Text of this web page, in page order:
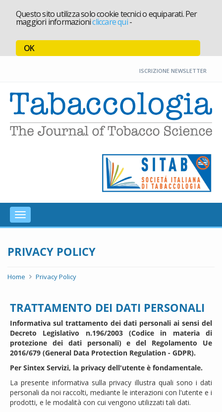
Questo sito utilizza solo cookie tecnici o equiparati. Per
maggiori informazionicliccare qui-
OK
ISCRIZIONE NEWSLETTER
Toggle
navigation
PRIVACY POLICY
Home Privacy Policy
TRATTAMENTO DEI DATI PERSONALI
Informativa sul trattamento dei dati personali ai sensi del
Decreto Legislativo n.196/2003 (Codice in materia di
protezione dei dati personali) e del Regolamento Ue
2016/679 (General Data Protection Regulation - GDPR).
Per Sintex Servizi, la privacy dell'utente è fondamentale.
La presente informativa sulla privacy illustra quali sono i dati
personali da noi raccolti, mediante le interazioni con l'utente e i
prodotti, e le modalità con cui vengono utilizzati tali dati.